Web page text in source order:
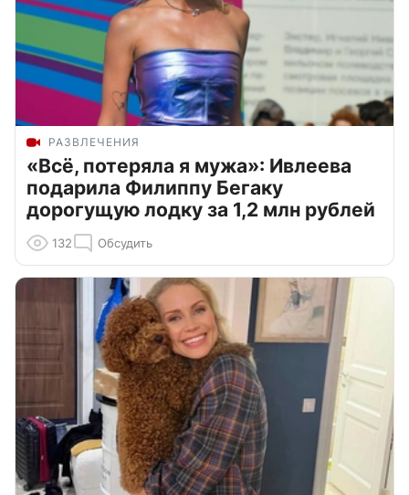
РАЗВЛЕЧЕНИЯ
«Всё, потеряла я мужа»: Ивлеева
подарила Филиппу Бегаку
дорогущую лодку за 1,2 млн рублей
132 Обсудить